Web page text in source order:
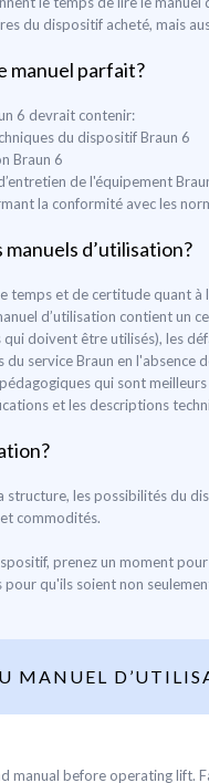
du dispositif acheté, mais
manuel parfait?
6 devrait contenir:
du dispositif Braun 6
Braun 6
de l'équipement
la conformité avec les
manuels d’utilisation?
temps et de certitude quant
d’utilisation contient un
doivent être utilisés), les
service Braun en
qui sont
et les descriptions
les possibilités du
commodités.
prenez un moment
qu'ils soient non
MANUEL
manual before operating